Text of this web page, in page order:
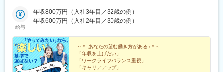
王子市神奈川県横浜市中区▼北信越新潟県新潟市中央区富山県富
山市石川県金沢市福井県福井市長野県松本市▼東海静岡県静岡市
重県津市▼関西京都府京都市下京区大阪府吹田市大阪府堺市北区
兵庫県神戸市中央区▼中国・四国岡山県岡山市北区広島県広島市
南区愛媛県松山市▼九州福岡県福岡市中央区長崎県長崎市熊本県
熊本市中央区鹿児島県鹿児島市※本人の意思に反した会社側からの
駅、尾張一宮駅、津駅、五条駅(京都市営)、江坂駅、三国ケ丘駅
(大阪府)、新神戸駅、大雲寺前駅、比治山橋駅、大手町駅(愛媛
本線)、宇都宮駅東口駅、船橋駅、八王子駅、馬車道駅、南富山駅
前駅、西松本駅、名鉄一宮駅、烏丸駅、百舌鳥八幡駅、春日野道
駅(阪急線)、東中央町駅、比治山下駅、ＪＲ松山駅前駅、めがね橋
駅、鹿児島中央駅前駅、宇都宮駅、大神宮下駅、日本大通り駅、
給与
年収800万円（入社3年目／32歳の例）
年収600万円（入社2年目／30歳の例）
～＊ あなたの望む働き方がある♪＊～
「年収を上げたい」
「ワークライフバランス重視」
「キャリアアップ」